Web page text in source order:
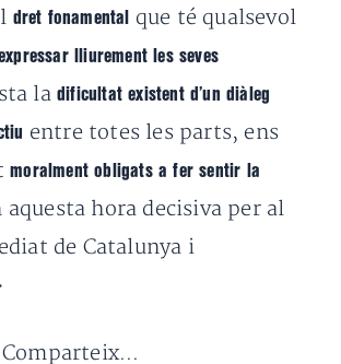
dret fonamental que té qualsevol
lliurement les seves
ladificultat existent d’un diàleg
entre totes les parts, ens
moralment obligats a fer sentir la
aquesta hora decisiva per al
de Catalunya i
Comparteix...